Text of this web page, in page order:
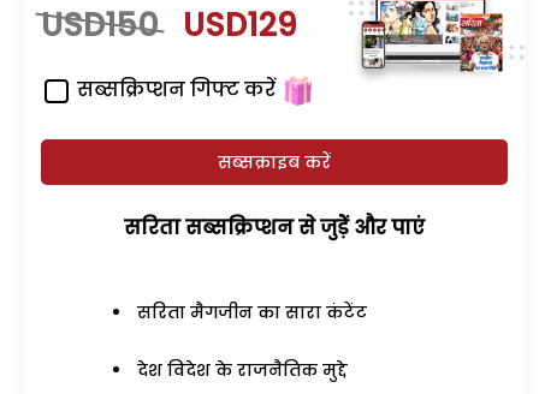
USD150 USD129
सब्सक्रिप्शन गिफ्ट करें
सब्सक्राइब करें
सरिता सब्सक्रिप्शन से जुड़ेें और पाएं
सरिता मैगजीन का सारा कंटेंट
देश विदेश के राजनैतिक मुद्दे